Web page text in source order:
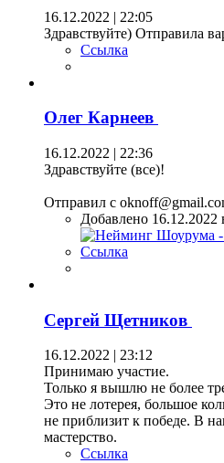
16.12.2022 | 22:05
Здравствуйте) Отправила
Ссылка
Олег Карнеев
16.12.2022 | 22:36
Здравствуйте (все)!
Отправил с
Добавлено 16.12.2022
Ссылка
Сергей Щетников
16.12.2022 | 23:12
Принимаю участие.
Только я вышлю не более
Это не лотерея, большое
не приблизит к победе. В
мастерство.
Ссылка